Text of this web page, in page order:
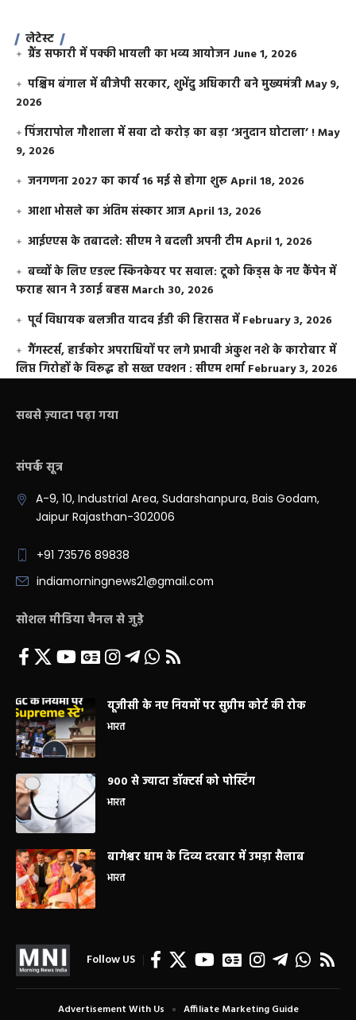
लेटेस्ट
ग्रैंड सफारी में पक्की भायली का भव्य आयोजन June 1, 2026
पश्चिम बंगाल में बीजेपी सरकार, शुभेंदु अधिकारी बने मुख्यमंत्रीMay 9,
2026
​पिंजरापोल गौशाला में सवा दो करोड़ का बड़ा ‘अनुदान घोटाला’ !May
9, 2026
जनगणना 2027 का कार्य 16 मई से होगा शुरूApril 18, 2026
आशा भोसले का अंतिम संस्कार आजApril 13, 2026
आईएएस के तबादले: सीएम ने बदली अपनी टीमApril 1, 2026
बच्चों के लिए एडल्ट स्किनकेयर पर सवाल: टूको किड्स के नए कैंपेन में
फराह खान ने उठाई बहसMarch 30, 2026
पूर्व विधायक बलजीत यादव ईडी की हिरासत में February 3, 2026
गैंगस्टर्स, हार्डकोर अपराधियों पर लगे प्रभावी अंकुश नशे के कारोबार में
लिप्त गिरोहों के विरूद्ध हो सख्त एक्शन : सीएम शर्मा February 3, 2026
सबसे ज़्यादा पढ़ा गया
संपर्क सूत्र
A-9, 10, Industrial Area, Sudarshanpura, Bais Godam,
Jaipur Rajasthan-302006
+91 73576 89838
indiamorningnews21@gmail.com
सोशल मीडिया चैनल से जुड़े
यूजीसी के नए नियमों पर सुप्रीम कोर्ट की रोक
भारत
900 से ज्यादा डॉक्टर्स को पोस्टिंग
भारत
बागेश्वर धाम के दिव्य दरबार में उमड़ा सैलाब
भारत
Follow US
Advertisement With Us
Affiliate Marketing Guide